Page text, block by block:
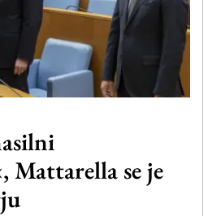
se je